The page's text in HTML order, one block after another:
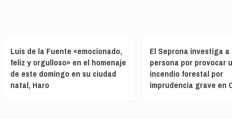
Luis de la Fuente «emocionado,
feliz y orgulloso» en el homenaje
de este domingo en su ciudad
natal, Haro
El Seprona investiga a
persona por provocar
incendio forestal por
imprudencia grave en